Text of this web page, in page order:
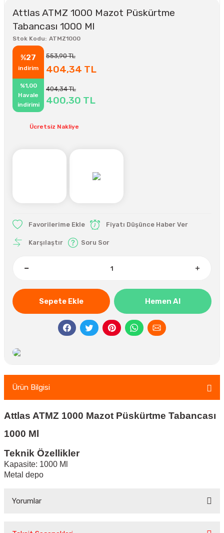
Attlas ATMZ 1000 Mazot Püskürtme
Tabancası 1000 Ml
Stok Kodu ATMZ1000
%27
indirim
553,90 TL
404,34 TL
%1,00
Havale
indirimi
404,34 TL
400,30 TL
Ücretsiz Nakliye
Fiyatı Düşünce Haber Ver
Karşılaştır Soru Sor
Sepete Ekle Hemen Al
Ürün Bilgisi
Attlas ATMZ 1000 Mazot Püskürtme Tabancası
1000 Ml
Teknik Özellikler
Kapasite: 1000 Ml
Metal depo
Yorumlar